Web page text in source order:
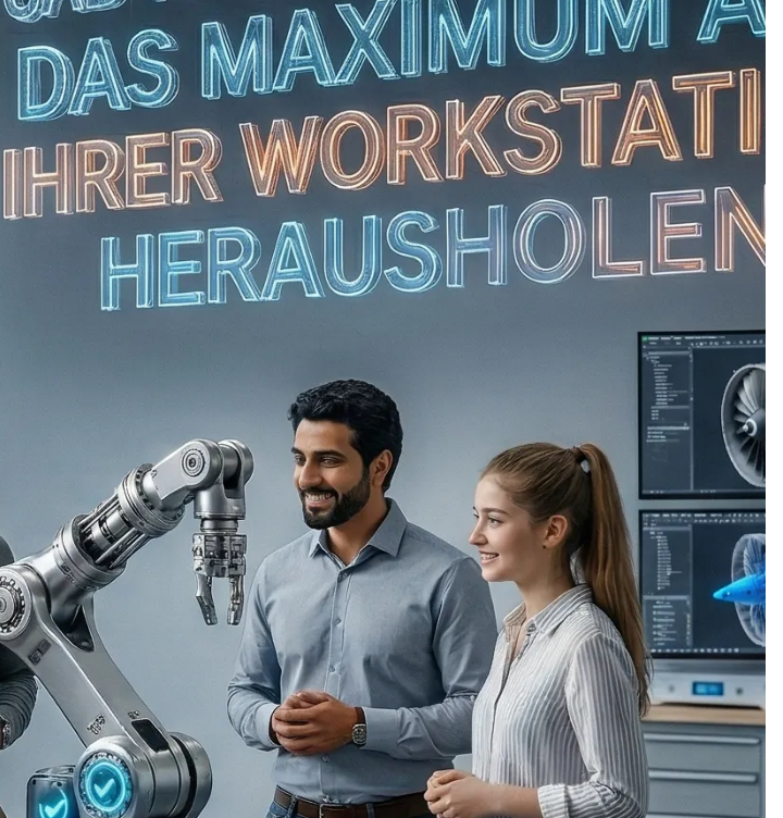
CAD Konvertierung
BIM Dienstleistungen
Technische
Dokumentation
Professionelle
Reverse Engineering